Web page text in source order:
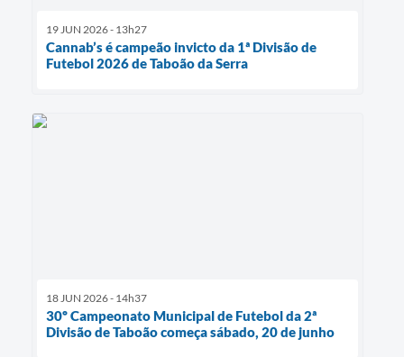
19 JUN 2026 - 13h27
Cannab’s é campeão invicto da 1ª Divisão de
Futebol 2026 de Taboão da Serra
18 JUN 2026 - 14h37
30º Campeonato Municipal de Futebol da 2ª
Divisão de Taboão começa sábado, 20 de junho